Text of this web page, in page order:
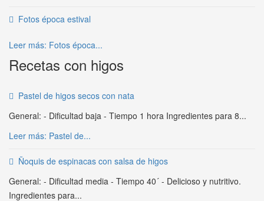
Fotos época estival
Leer más: Fotos época...
Recetas con higos
Pastel de higos secos con nata
General: - Dificultad baja - Tiempo 1 hora Ingredientes para 8...
Leer más: Pastel de...
Ñoquis de espinacas con salsa de higos
General: - Dificultad media - Tiempo 40´ - Delicioso y nutritivo.
Ingredientes para...